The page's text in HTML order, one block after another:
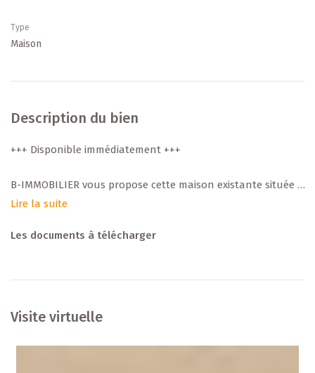
Type
Maison
Description du bien
+++ Disponible immédiatement +++
B-IMMOBILIER vous propose cette maison existante située à
Meispelt, dans un environnement résidentiel calme et
transports, et accès rapides vers les grands axes).
Terrain : ± 10,11 ares
Surface habitable : ± 182 m²
Surface non-habitable : ± 142 m²
Lire la suite
Les documents à télécharger
Visite virtuelle